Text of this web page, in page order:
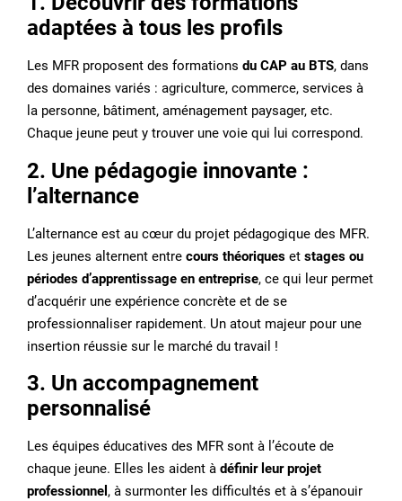
adaptées à tous les profils
Les MFR proposent des formations du CAP au BTS, dans
des domaines variés : agriculture, commerce, services à
la personne, bâtiment, aménagement paysager, etc.
Chaque jeune peut y trouver une voie qui lui correspond.
2. Une pédagogie innovante :
l’alternance
L’alternance est au cœur du projet pédagogique des MFR.
Les jeunes alternent entre cours théoriques et stages ou
périodes d’apprentissage en entreprise, ce qui leur permet
d’acquérir une expérience concrète et de se
professionnaliser rapidement. Un atout majeur pour une
insertion réussie sur le marché du travail !
3. Un accompagnement
personnalisé
Les équipes éducatives des MFR sont à l’écoute de
chaque jeune. Elles les aident à définir leur projet
professionnel , à surmonter les difficultés et à s’épanouir